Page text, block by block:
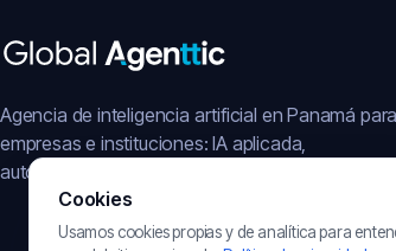
Agencia de inteligencia artificial en Panamá para
empresas e instituciones: IA aplicada,
automatización, plataformas y operación digital.
Cookies
Usamos cookies propias y de analítica para